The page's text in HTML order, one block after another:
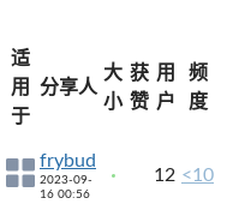
适
用
于
分享人
大
小
获
赞
用
户
频
度
frybud
2023-09-
16 00:56
12 <10